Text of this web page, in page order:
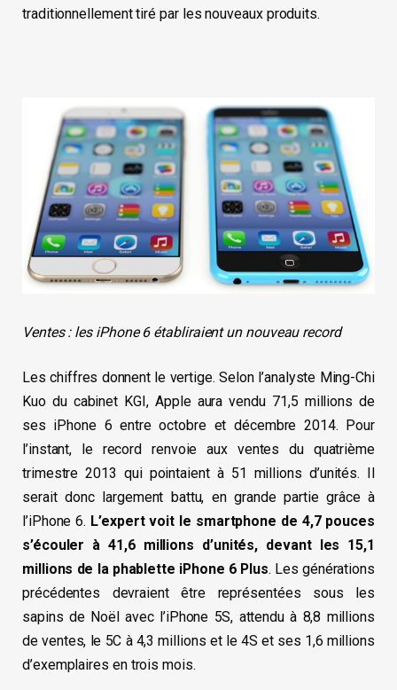
traditionnellement tiré par les nouveaux produits.
Ventes : les iPhone 6 établiraient un nouveau record
Les chiffres donnent le vertige. Selon l’analyste Ming-Chi
Kuo du cabinet KGI, Apple aura vendu 71,5 millions de
ses iPhone 6 entre octobre et décembre 2014. Pour
l’instant, le record renvoie aux ventes du quatrième
trimestre 2013 qui pointaient à 51 millions d’unités. Il
serait donc largement battu, en grande partie grâce à
l’iPhone 6. L’expert voit le smartphone de 4,7 pouces
s’écouler à 41,6 millions d’unités, devant les 15,1
millions de la phablette iPhone 6 Plus. Les générations
précédentes devraient être représentées sous les
sapins de Noël avec l’iPhone 5S, attendu à 8,8 millions
de ventes, le 5C à 4,3 millions et le 4S et ses 1,6 millions
d’exemplaires en trois mois.